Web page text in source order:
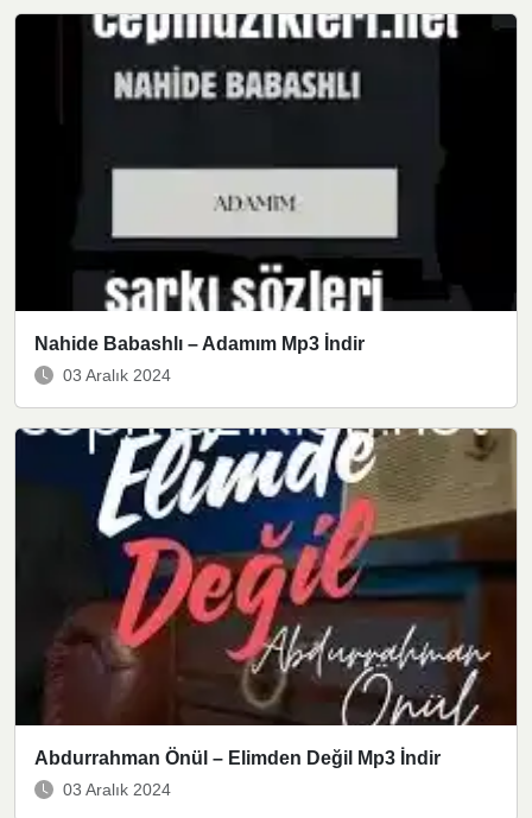
Nahide Babashlı – Adamım Mp3 İndir
03 Aralık 2024
Abdurrahman Önül – Elimden Değil Mp3 İndir
03 Aralık 2024